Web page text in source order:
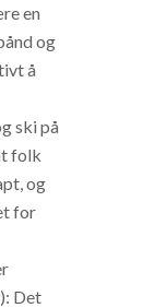
en
og
å
ski på
folk
og
for
Det